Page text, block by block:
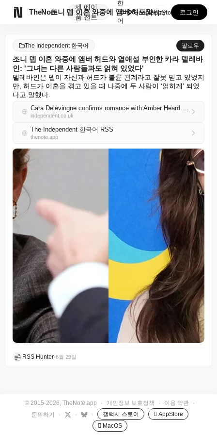
TheNote
제
품
에이
전트
조니 뎁 이혼 와중에 앰버 허드와 열애설 부인한 카라 ...
한
국
어
GooglePlay
AppStore 로그인
The Independent 한국어 팔로우
조니 뎁 이혼 와중에 앰버 허드와 열애설 부인한 카라 델레바
인: '그녀는 다른 사람들과도 얽혀 있었다'
델레바인은 뎁이 자신과 허드가 불륜 관계라고 잘못 믿고 있었지
만, 허드가 이혼을 겪고 있을 때 나중에 두 사람이 ‘얽히게’ 되었
다고 말했다.
Cara Delevingne confirms romance with Amber Heard amid Johnny Depp divorce: ‘She was also entangled with other people’
independent.co.uk
The Independent 한국어 RSS
thenote.app
RSS Hunter•6월 29일
© 2015-2026, TheNote.app · 개인정보 보호정책 · 이용 약관
·
문의하기
· · · 갤럭시 스토어
 AppStore
 MacOS